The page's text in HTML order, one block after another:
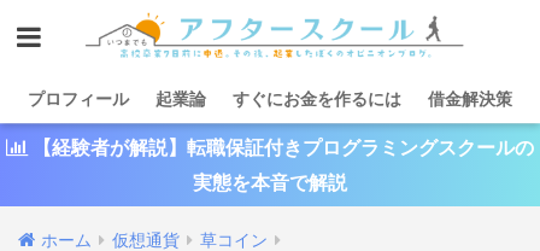
プロフィール 起業論 すぐにお金を作るには 借金解決策
【経験者が解説】転職保証付きプログラミングスクールの
実態を本音で解説
ホーム 仮想通貨 草コイン